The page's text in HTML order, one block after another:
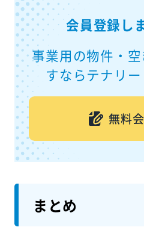
会員登録し
事業用の物件・
すならテナリ
無料
まとめ